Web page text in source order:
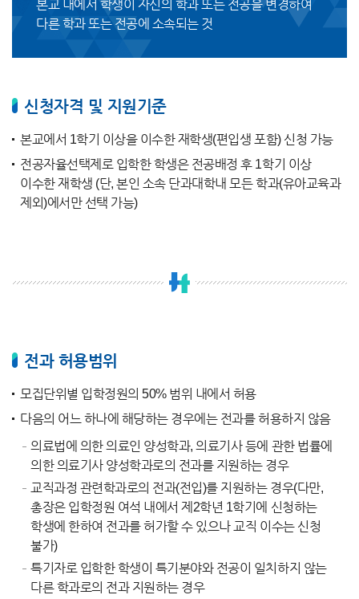
본교 내에서 학생이 자신의 학과 또는 전공을 변경하여
다른 학과 또는 전공에 소속되는 것
신청자격 및 지원기준
본교에서 1학기 이상을 이수한 재학생(편입생 포함) 신청 가능
전공자율선택제로 입학한 학생은 전공배정 후 1학기 이상
이수한 재학생 (단, 본인 소속 단과대학내 모든 학과(유아교육과
제외)에서만 선택 가능)
전과 허용범위
모집단위별 입학정원의 50% 범위 내에서 허용
다음의 어느 하나에 해당하는 경우에는 전과를 허용하지 않음
의료법에 의한 의료인 양성학과, 의료기사 등에 관한 법률에
의한 의료기사 양성학과로의 전과를 지원하는 경우
교직과정 관련학과로의 전과(전입)를 지원하는 경우(다만,
총장은 입학정원 여석 내에서 제2학년 1학기에 신청하는
학생에 한하여 전과를 허가할 수 있으나 교직 이수는 신청
불가)
특기자로 입학한 학생이 특기분야와 전공이 일치하지 않는
다른 학과로의 전과 지원하는 경우